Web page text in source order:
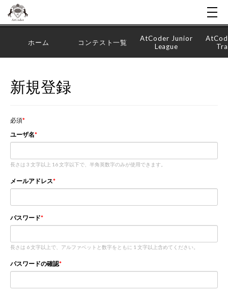
ホーム コンテスト一覧
AtCoder Junior
League
新規登録
必須
ユーザ名
長さは 3 文字以上 16 文字以下で、半角英数字のみが使用できます。
メールアドレス
パスワード
長さは 6 文字以上で、アルファベットと数字をともに 1 文字以上含めてください。
パスワードの確認